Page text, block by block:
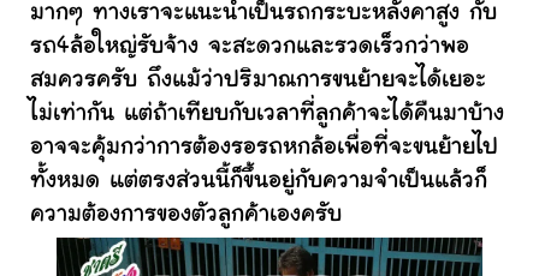
มากๆ ทางเราจะแนะนำเป็นรถกระบะหลังคาสูง กับ
รถ4ล้อใหญ่รับจ้าง จะสะดวกและรวดเร็วกว่าพอ
สมควรครับ ถึงแม้ว่าปริมาณการขนย้ายจะได้เยอะ
ไม่เท่ากัน แต่ถ้าเทียบกับเวลาที่ลูกค้าจะได้คืนมาบ้าง
อาจจะคุ้มกว่าการต้องรอรถหกล้อเพื่อที่จะขนย้ายไป
ทั้งหมด แต่ตรงส่วนนี้ก็ขึ้นอยู่กับความจำเป็นแล้วก็
ความต้องการของตัวลูกค้าเองครับ